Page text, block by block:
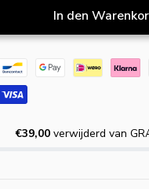
In den
€39,00verwijderd van